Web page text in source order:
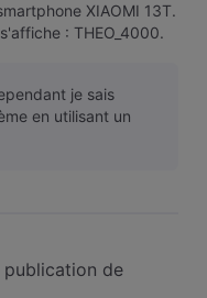
XIAOMI 13T.
: THEO_4000.
je sais
en utilisant un
publication de